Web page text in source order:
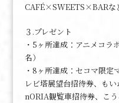
CAFÉ×SWEETS×BARな
３.プレゼント
・5ヶ所達成：アニメコラ
名）
・8ヶ所達成：セコマ限定
レビ塔展望台招待券、も
nORIA観覧車招待券、こ